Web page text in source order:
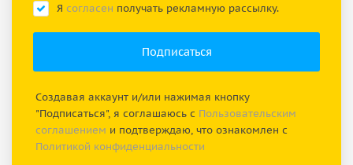
Я согласен получать рекламную рассылку.
Создавая аккаунт и/или нажимая кнопку
"Подписаться", я соглашаюсь с Пользовательским
соглашением и подтверждаю, что ознакомлен с
Политикой конфиденциальности